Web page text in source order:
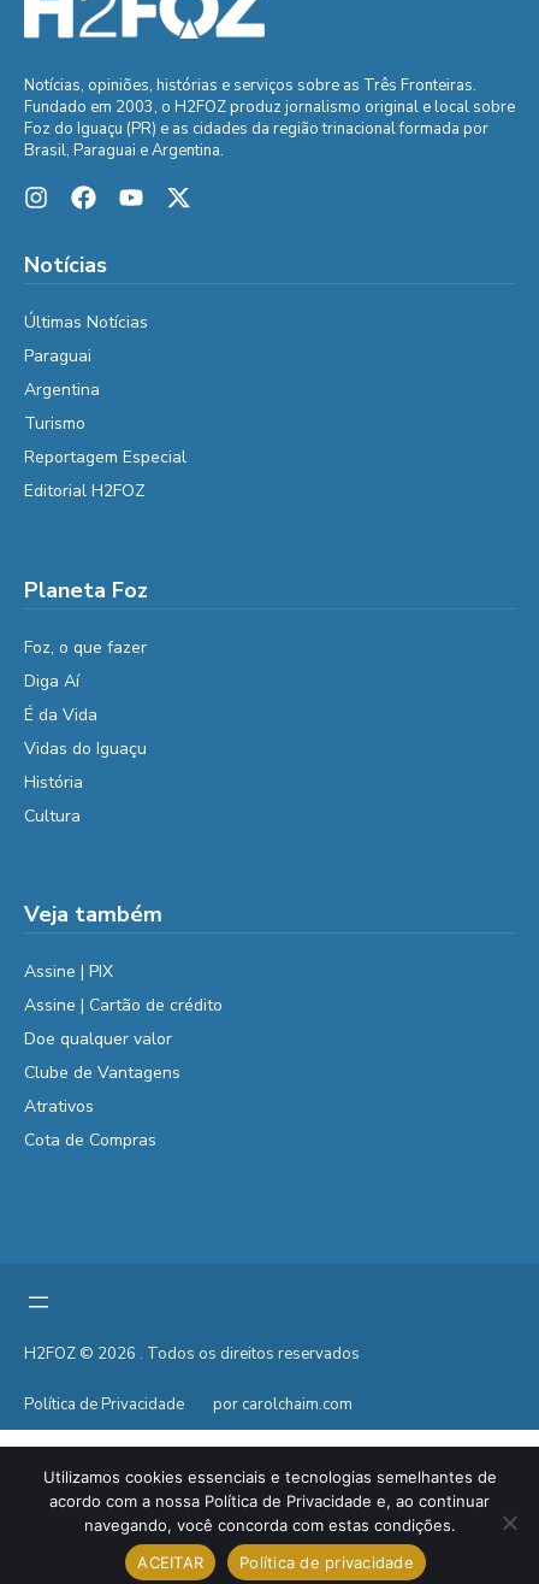
Notícias, opiniões, histórias e serviços sobre as Três Fronteiras.
Fundado em 2003, o H2FOZ produz jornalismo original e local sobre
Foz do Iguaçu (PR) e as cidades da região trinacional formada por
Brasil, Paraguai e Argentina.
Notícias
Últimas Notícias
Paraguai
Argentina
Turismo
Reportagem Especial
Editorial H2FOZ
Planeta Foz
Foz, o que fazer
Diga Aí
É da Vida
Vidas do Iguaçu
História
Cultura
Veja também
Assine | PIX
Assine | Cartão de crédito
Doe qualquer valor
Clube de Vantagens
Atrativos
Cota de Compras
H2FOZ © 2026 . Todos os direitos reservados
Política de Privacidade por carolchaim.com
Utilizamos cookies essenciais e tecnologias semelhantes de
acordo com a nossa Política de Privacidade e, ao continuar
navegando, você concorda com estas condições.
ACEITAR
Política de privacidade